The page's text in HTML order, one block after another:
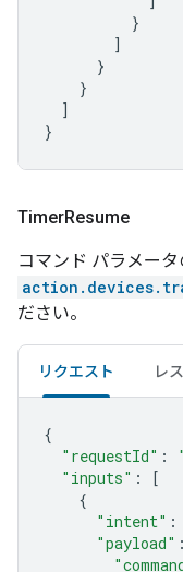
}
]
}
}
]
}
TimerResume
コマンド パラメータ
ださい。
リクエスト レ
{
"requestId" :
"inputs" :
[
{
"intent" :
"payload" :